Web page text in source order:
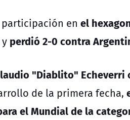
en el
y perdió 2-0 contra
"Diablito"
de la primera fecha,
el Mundial de la